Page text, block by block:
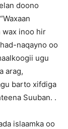
doono
wax inoo hir
naqayno oo
ugu
arag,
barto xifdiga
Suuban. .
islaamka oo